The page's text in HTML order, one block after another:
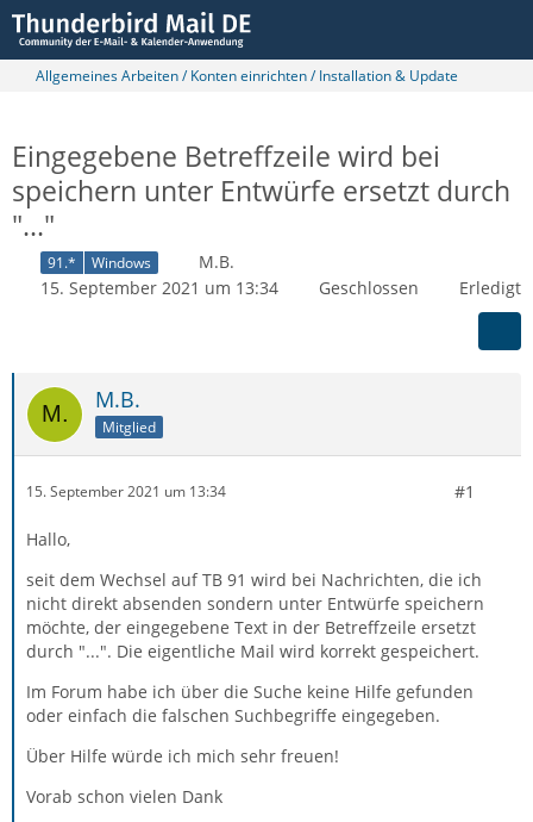
Allgemeines Arbeiten / Konten einrichten / Installation & Update
Eingegebene Betreffzeile wird bei
speichern unter Entwürfe ersetzt durch
"..."
91.* Windows
M.B.
15. September 2021 um 13:34
Geschlossen Erledigt
M.B.
Mitglied
15. September 2021 um 13:34 #1
Hallo,
seit dem Wechsel auf TB 91 wird bei Nachrichten, die ich
nicht direkt absenden sondern unter Entwürfe speichern
möchte, der eingegebene Text in der Betreffzeile ersetzt
durch "...". Die eigentliche Mail wird korrekt gespeichert.
Im Forum habe ich über die Suche keine Hilfe gefunden
oder einfach die falschen Suchbegriffe eingegeben.
Über Hilfe würde ich mich sehr freuen!
Vorab schon vielen Dank